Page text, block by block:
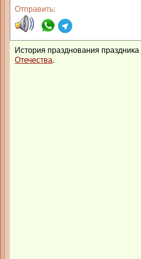
Отправить:
История празднования праздника
Отечества.